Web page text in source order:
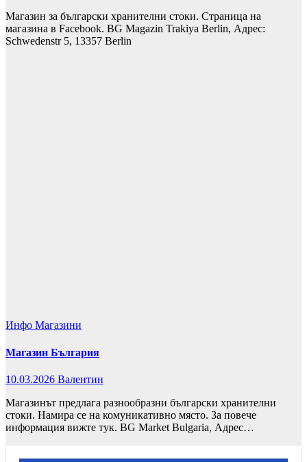
Магазин за български хранителни стоки. Страница на
магазина в Facebook. BG Magazin Trakiya Berlin, Адрес:
Schwedenstr 5, 13357 Berlin
Инфо Магазини
Магазин България
10.03.2026 Валентин
Магазинът предлага разнообразни български хранителни
стоки. Намира се на комуникативно място. За повече
информация вижте тук. BG Market Bulgaria, Адрес…